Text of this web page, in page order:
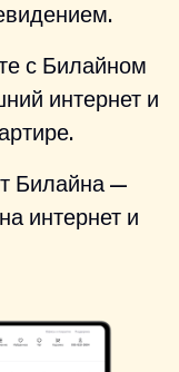
с Билайном
интернет и
Билайна —
интернет и